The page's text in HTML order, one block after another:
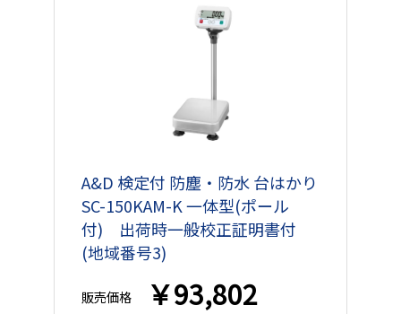
A&D 検定付 防塵・防水 台はかり
SC-150KAM-K 一体型(ポール
付) 出荷時一般校正証明書付
(地域番号3)
販売価格 ￥93,802